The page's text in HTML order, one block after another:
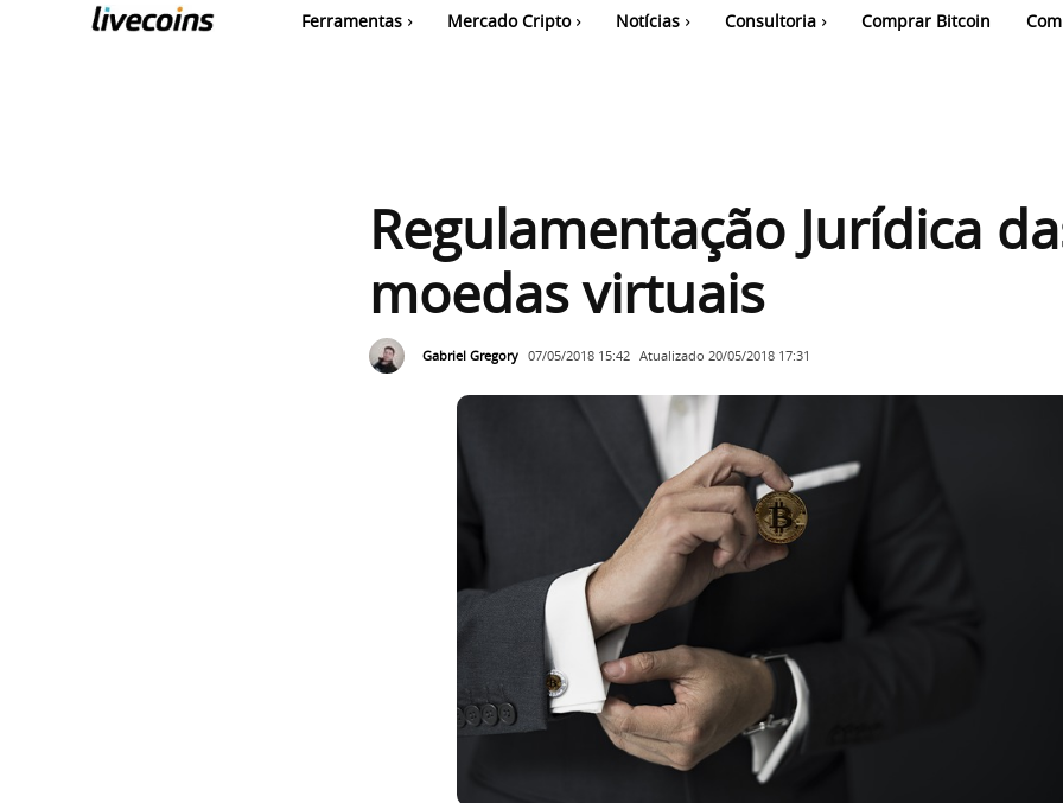
Ferramentas Mercado Cripto Notícias Consultoria Comprar Bitcoin
Regulamentação Jurídica
moedas virtuais
Gabriel Gregory 07/05/2018 15:42 Atualizado 20/05/2018 17:31